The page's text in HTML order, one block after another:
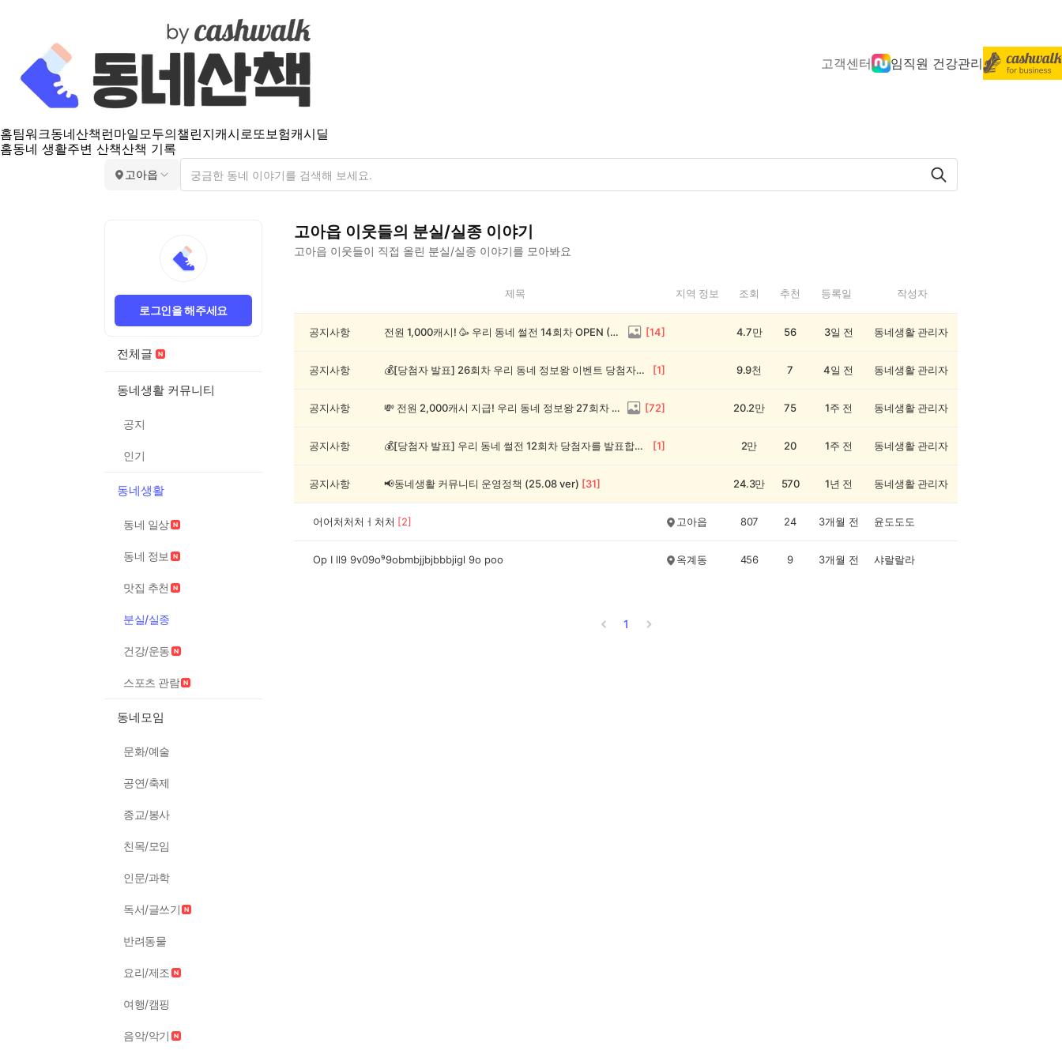
고객센터 임직원 건강관리
홈팀워크동네산책 런마일모두의챌린지캐시로또보험캐시딜
홈동네 생활주변 산책산책 기록
고아읍
로그인을 해주세요
전체글
동네생활 커뮤니티
공지
인기
동네생활
동네 일상
동네 정보
맛집 추천
분실/실종
건강/운동
스포츠 관람
동네모임
문화/예술
공연/축제
종교/봉사
친목/모임
인문/과학
독서/글쓰기
반려동물
요리/제조
여행/캠핑
음악/악기
고아읍 이웃들의 분실/실종 이야기
고아읍 이웃들이 직접 올린 분실/실종 이야기를 모아봐요
읍
제목 지역 정보 조회 추천 등록일 작성자
공지사항 전원 1,000캐시! 🥳 우리 동네 썰전 14회차 OPEN (~8/17) [14] 4.7만 56 3일 전 동네생활 관리자
공지사항 💰[당첨자 발표] 26회차 우리 동네 정보왕 이벤트 당첨자를 발표합니다! [1] 9.9천 7 4일 전 동네생활 관리자
공지사항 💸 전원 2,000캐시 지급! 우리 동네 정보왕 27회차 (~8/10) [72] 20.2만 75 1주 전 동네생활 관리자
공지사항 💰[당첨자 발표] 우리 동네 썰전 12회차 당첨자를 발표합니다! [1] 2만 20 1주 전 동네생활 관리자
공지사항 📢동네생활 커뮤니티 운영정책 (25.08 ver) [31] 24.3만 570 1년 전 동네생활 관리자
어어처처처ㅓ처처 [2] 고아읍 807 24 3개월 전 윤도도도
Op I ll9 9v09o⁹9obmbjjbjbbbjigl 9o poo 옥계동 456 9 3개월 전 샤랄랄라
1